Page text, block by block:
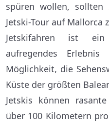
spüren wollen, sollten
Jetski-Tour auf Mallorca
Jetskifahren ist ein
aufregendes
Möglichkeit, die
Küste der größten
Jetskis können
über 100 Kilometern